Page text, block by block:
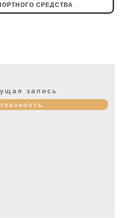
СРЕДСТВА
запись
запись: